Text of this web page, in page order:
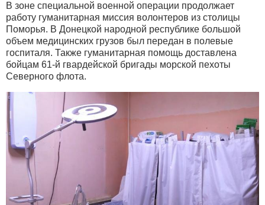
В зоне специальной военной операции продолжает
работу гуманитарная миссия волонтеров из столицы
Поморья. В Донецкой народной республике большой
объем медицинских грузов был передан в полевые
госпиталя. Также гуманитарная помощь доставлена
бойцам 61-й гвардейской бригады морской пехоты
Северного флота.